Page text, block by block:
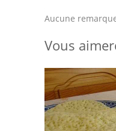
Aucune
Vous